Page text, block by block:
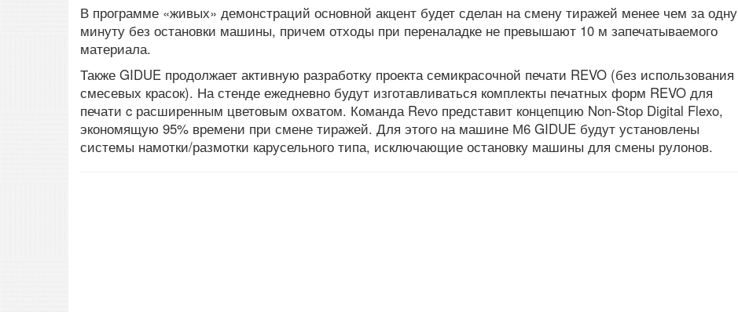
В программе «живых» демонстраций основной акцент будет сделан на смену тиражей менее чем за одну
минуту без остановки машины, причем отходы при переналадке не превышают 10 м запечатываемого
материала.
Также GIDUE продолжает активную разработку проекта семикрасочной печати REVO (без использования
смесевых красок). На стенде ежедневно будут изготавливаться комплекты печатных форм REVO для
печати c расширенным цветовым охватом. Команда Revo представит концепцию Non-Stop Digital Flexo,
экономящую 95% времени при смене тиражей. Для этого на машине М6 GIDUE будут установлены
системы намотки/размотки карусельного типа, исключающие остановку машины для смены рулонов.